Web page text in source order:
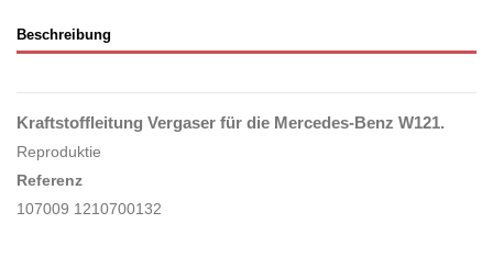
Beschreibung
Kraftstoffleitung Vergaser für die Mercedes-Benz W121.
Reproduktie
Referenz
107009 1210700132